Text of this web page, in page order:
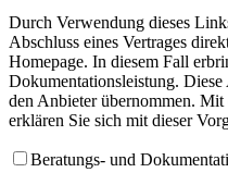
Durch Verwendung dieses
Abschluss eines Vertrages
Homepage. In diesem Fall
Dokumentationsleistung.
den Anbieter übernommen.
erklären Sie sich mit dieser
Beratungs- und